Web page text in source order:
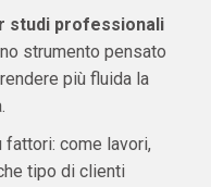
studi professionali
strumento pensato
più fluida la
come lavori,
tipo di clienti